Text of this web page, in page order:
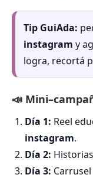
Tip GuiAda:
instagram y
logra, recortá
📣
Día 1: Reel
instagram.
Día 2:
Día 3: